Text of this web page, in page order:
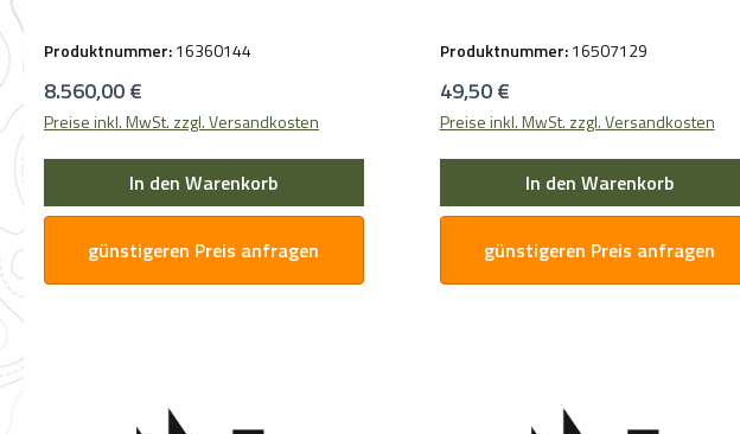
Produktnummer:16360144
Regulärer Preis:
8.560,00 €
Preise inkl. MwSt. zzgl. Versandkosten
In den Warenkorb
günstigeren Preis anfragen
Produktnummer:16507129
Regulärer Preis:
49,50 €
Preise inkl. MwSt. zzgl. Versandkosten
In den Warenkorb
günstigeren Preis anfragen